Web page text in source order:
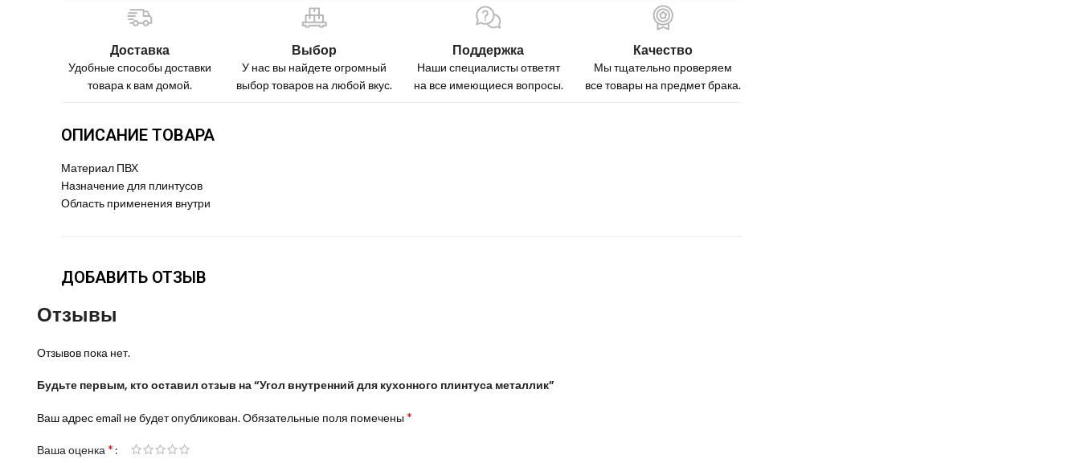
Доставка
Удобные способы доставки
товара к вам домой.
Выбор
У нас вы найдете огромный
выбор товаров на любой вкус.
Поддержка
Наши специалисты ответят
на все имеющиеся вопросы.
Качество
Мы тщательно проверяем
все товары на предмет брака.
ОПИСАНИЕ ТОВАРА
Материал ПВХ
Назначение для плинтусов
Область применения внутри
ДОБАВИТЬ ОТЗЫВ
Отзывы
Отзывов пока нет.
Будьте первым, кто оставил отзыв на “Угол внутренний для кухонного плинтуса металлик”
Ваш адрес email не будет опубликован.Обязательные поля помечены *
Ваша оценка *